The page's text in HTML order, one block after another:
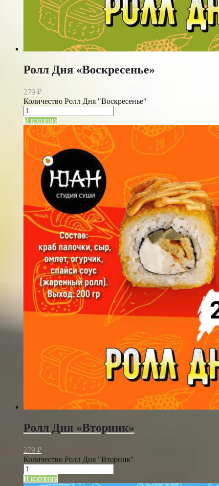
Ролл Дня «Воскресенье»
279 ₽
Количество Ролл Дня "Воскресенье"
В корзину
Ролл Дня «Вторник»
279 ₽
Количество Ролл Дня "Вторник"
В корзину